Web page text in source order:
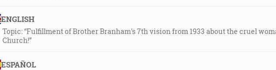
ENGLISH
Topic: “Fulfillment of Brother Branham's 7th vision from 1933 about the cruel
Church!”
ESPAÑOL